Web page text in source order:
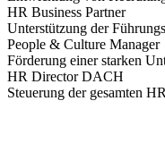
HR Business Partner
Unterstützung der
People & Culture Manager
Förderung einer starken
HR Director DACH
Steuerung der gesamten